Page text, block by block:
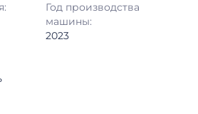
Московская Область
Год производства
машины:
2023